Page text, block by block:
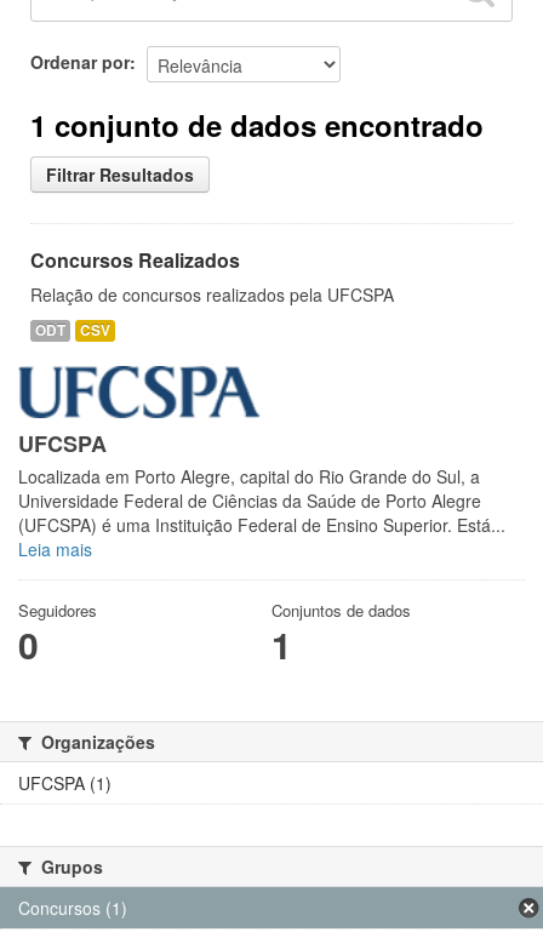
Ordenar por
1 conjunto de dados encontrado
Filtrar Resultados
Concursos Realizados
Relação de concursos realizados pela UFCSPA
ODT CSV
UFCSPA
Localizada em Porto Alegre, capital do Rio Grande do Sul, a
Universidade Federal de Ciências da Saúde de Porto Alegre
(UFCSPA) é uma Instituição Federal de Ensino Superior. Está...
Leia mais
Seguidores
0
Conjuntos de dados
1
Organizações
UFCSPA (1)
Grupos
Concursos (1)